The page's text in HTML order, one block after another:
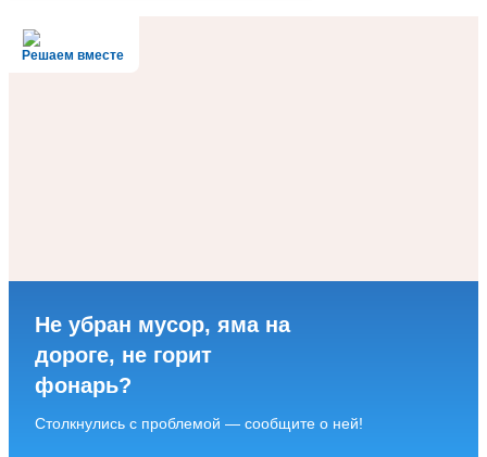
Решаем вместе
Не убран мусор, яма на
дороге, не горит
фонарь?
Столкнулись с проблемой — сообщите о ней!